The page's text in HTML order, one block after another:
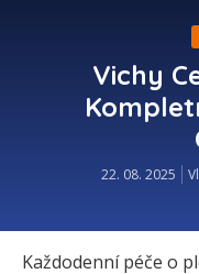
Vichy
22. 08. 2025
Každodenní péče o